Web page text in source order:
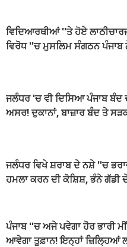
ਵਿਦਿਆਰਥੀਆਂ ''ਤੇ ਹੋਏ
ਵਿਰੋਧ ''ਚ ਮੁਸਲਿਮ ਸੰਗਠਨ ਪੰਜਾਬ
ਜਲੰਧਰ 'ਚ ਵੀ ਦਿਸਿਆ ਪੰਜਾਬ ਬੰਦ
ਅਸਰ! ਦੁਕਾਨਾਂ, ਬਾਜ਼ਾਰ ਬੰਦ ਤੇ
ਜਲੰਧਰ ਵਿਖੇ ਸ਼ਰਾਬ ਦੇ ਨਸ਼ੇ ''ਚ
ਹਮਲਾ ਕਰਨ ਦੀ ਕੋਸ਼ਿਸ਼, ਭੰਨੇ ਗੱਡੀ
ਪੰਜਾਬ ''ਚ ਅਜੇ ਪਵੇਗਾ ਹੋਰ ਭਾਰੀ
ਆਵੇਗਾ ਤੂਫ਼ਾਨ! ਇਨ੍ਹਾਂ ਜ਼ਿਲ੍ਹਿਆਂ